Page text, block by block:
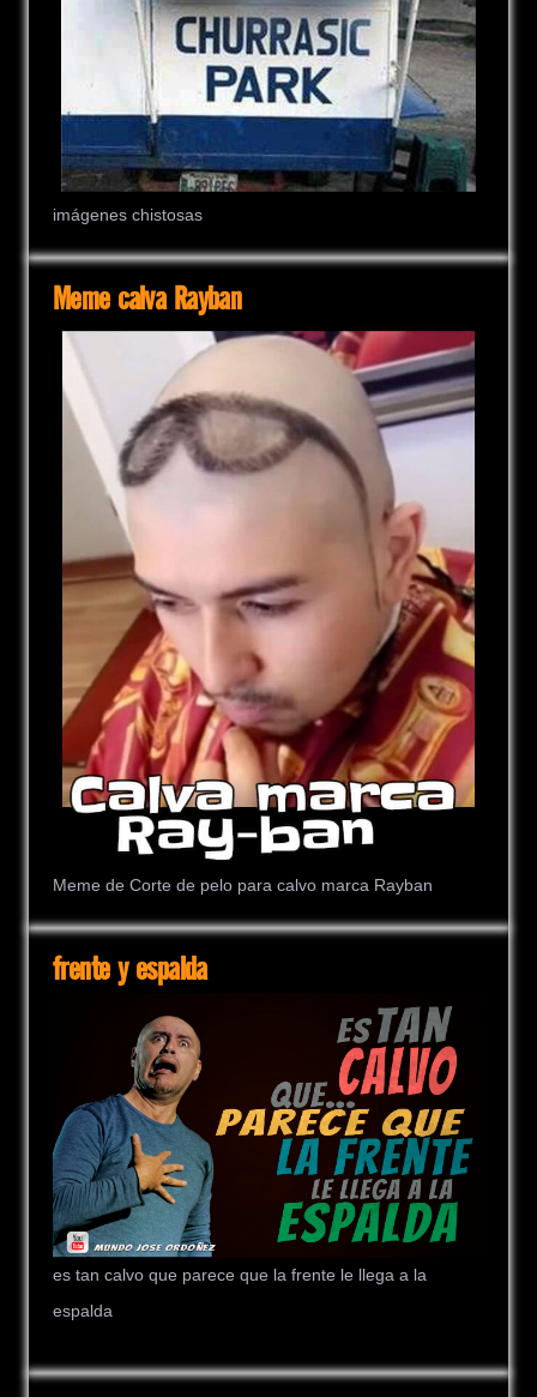
imágenes chistosas
Meme calva Rayban
Meme de Corte de pelo para calvo marca Rayban
frente y espalda
es tan calvo que parece que la frente le llega a la
espalda